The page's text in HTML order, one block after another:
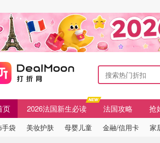
页 2026法国新生必读 法国攻略 抢
手袋 美妆护肤 母婴儿童 金融/信用卡 家